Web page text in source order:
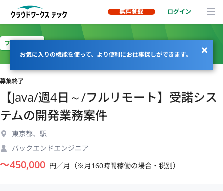
無料登録 ログイン
お気に入りの機能を使って、より便利にお仕事探しができます。
フルリモート
募集終了
【Java/週4日～/フルリモート】受諾シス
テムの開発業務案件
東京都、駅
バックエンドエンジニア
〜450,000 円／月（※月160時間稼働の場合・税別）